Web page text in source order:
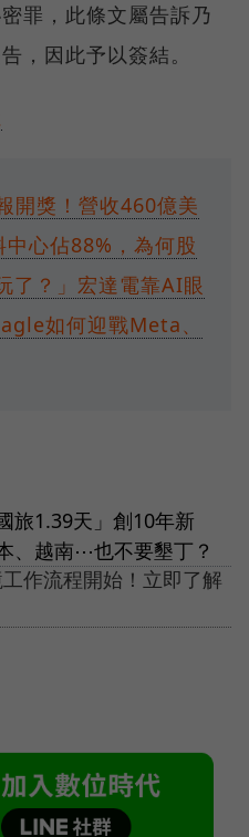
罪，此條文屬告訴乃
，因此予以簽結。
開獎！營收460億美
心佔88%，為何股
了？」宏達電靠AI眼
如何迎戰Meta、
旅1.39天」創10年新
、越南⋯也不要墾丁？
作流程開始！立即了解